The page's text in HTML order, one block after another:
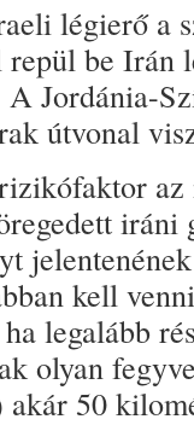
légierő a
repül be Irán
A Jordánia-
útvonal
iráni
kell
legalább
olyan
akár 50